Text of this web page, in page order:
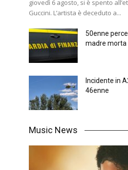
giovedì 6 agosto, si è spento
Guccini. L’artista è deceduto a...
50enne
madre morta
Incidente in
46enne
Music News